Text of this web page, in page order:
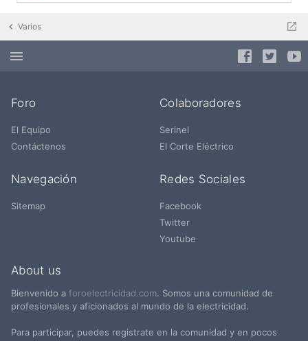
Varios
Foro
El Equipo
Contáctenos
Colaboradores
Serinel
El Corte Eléctrico
Navegación
Sitemap
Redes Sociales
Facebook
Twitter
Youtube
About us
Bienvenido a foroelectricidad.com. Somos una comunidad de
profesionales y aficionados al mundo de la electricidad.
Para participar, puedes registrate en la comunidad y en pocos